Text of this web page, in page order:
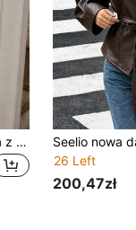
VINOVA Damska marynarka z mieszanki lnu, z klapami i metalowymi guzikami, luźna, krótka, minimalistyczna, letnia odzież wierzchnia
26 Left
200,47zł